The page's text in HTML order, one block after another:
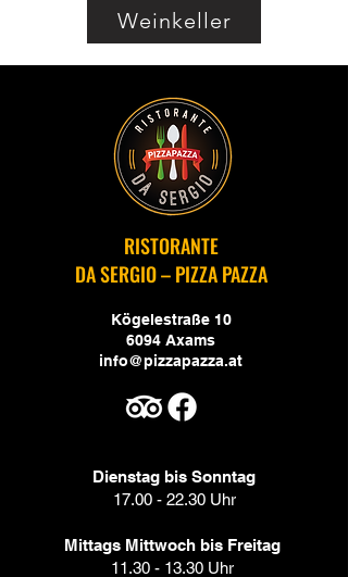
Weinkeller
RISTORANTE
DA SERGIO – PIZZA PAZZA
Kögelestraße 10
6094 Axams
info@pizzapazza.at
Dienstag bis Sonntag
17.00 - 22.30Uhr
Mittags Mittwoch bis Freitag
11.30 - 13.30Uhr